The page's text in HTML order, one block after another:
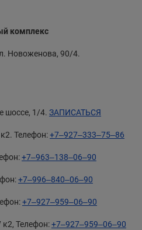
комплекс
Новоженова, 90/4.
шоссе, 1/4. ЗАПИСАТЬСЯ
Телефон:+7‒927‒333‒75‒86
+7‒963‒138‒06‒90
+7‒996‒840‒06‒90
+7‒927‒959‒06‒90
Телефон:+7‒927‒959‒06‒90